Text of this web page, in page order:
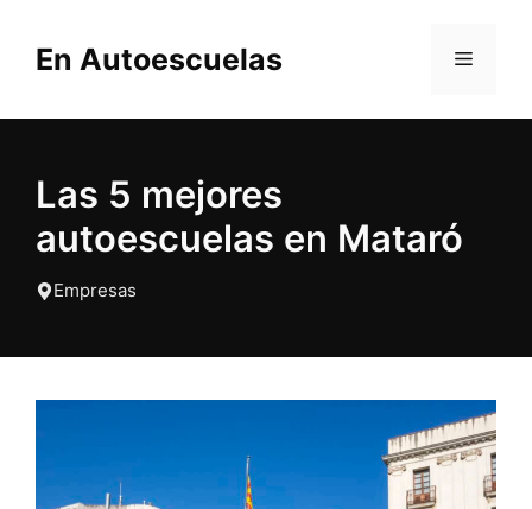
En Autoescuelas MENÚ
Las 5 mejores
autoescuelas en Mataró
Empresas